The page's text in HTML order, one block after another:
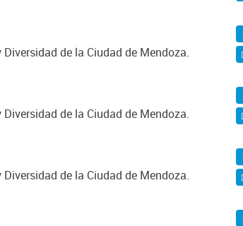
de la Ciudad de Mendoza.
de la Ciudad de Mendoza.
de la Ciudad de Mendoza.